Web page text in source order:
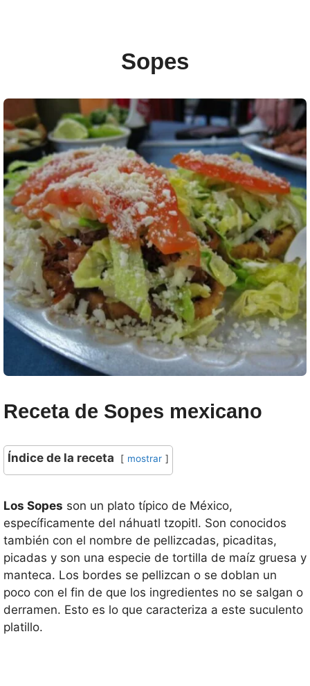
Sopes
Receta de Sopes mexicano
Índice de la receta mostrar
Los Sopes son un plato típico de México,
específicamente del náhuatl tzopitl. Son conocidos
también con el nombre de pellizcadas, picaditas,
picadas y son una especie de tortilla de maíz gruesa y
manteca. Los bordes se pellizcan o se doblan un
poco con el fin de que los ingredientes no se salgan o
derramen. Esto es lo que caracteriza a este suculento
platillo.